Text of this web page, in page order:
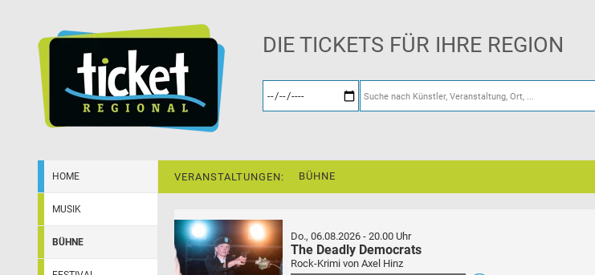
DIE TICKETS FÜR IHRE REGION
HOME
MUSIK
BÜHNE
VERANSTALTUNGEN: BÜHNE
Do., 06.08.2026 - 20.00 Uhr
The Deadly Democrats
Rock-Krimi von Axel Hinz